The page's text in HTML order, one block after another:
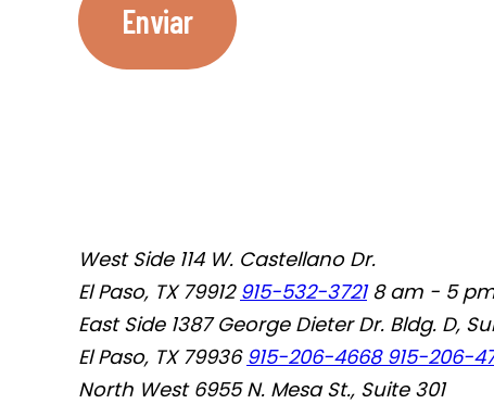
Enviar
West Side 114 W. Castellano Dr.
El Paso, TX 79912 915-532-3721 8 am - 5
East Side 1387 George Dieter Dr. Bldg. D,
El Paso, TX 79936 915-206-4668 915-206-
North West 6955 N. Mesa St., Suite 301